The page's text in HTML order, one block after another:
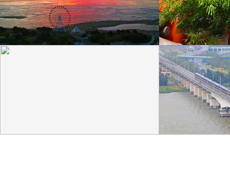
江苏南通：大熊
8月9日，江苏南通，